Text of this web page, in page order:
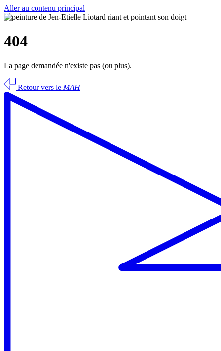
Aller au contenu principal
404
La page demandée n'existe pas (ou plus).
Retour vers le MAH